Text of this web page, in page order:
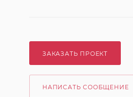
ЗАКАЗАТЬ ПРОЕКТ
НАПИСАТЬ СООБЩЕНИЕ